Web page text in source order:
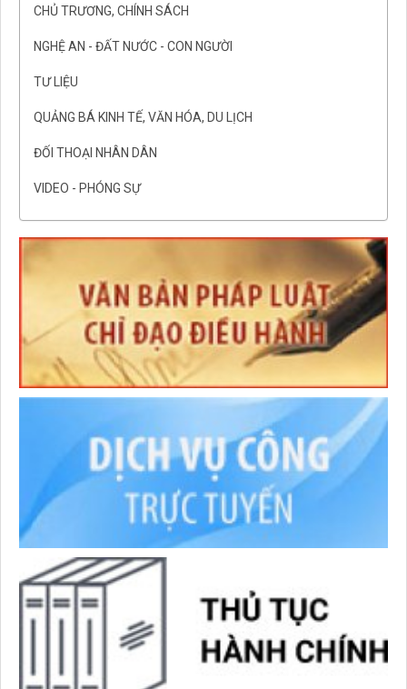
CHỦ TRƯƠNG, CHÍNH SÁCH
NGHỆ AN - ĐẤT NƯỚC - CON NGƯỜI
TƯ LIỆU
QUẢNG BÁ KINH TẾ, VĂN HÓA, DU LỊCH
ĐỐI THOẠI NHÂN DÂN
VIDEO - PHÓNG SỰ